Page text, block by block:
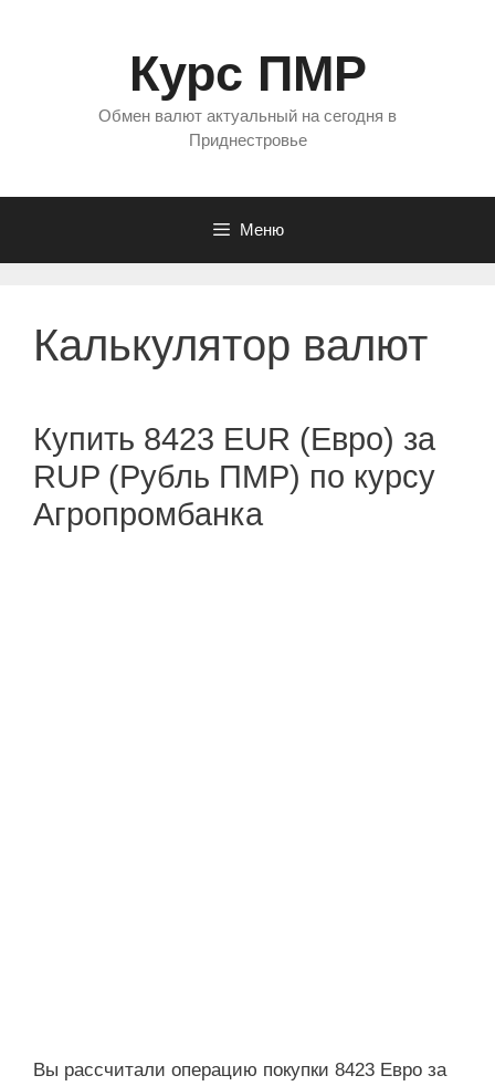
Курс ПМР
Обмен валют актуальный на сегодня в
Приднестровье
Меню
Калькулятор валют
Купить 8423 EUR (Евро) за
RUP (Рубль ПМР) по курсу
Агропромбанка
Вы рассчитали операцию покупки 8423 Евро за